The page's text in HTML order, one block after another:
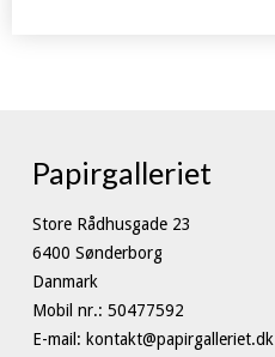
Papirgalleriet
Store Rådhusgade 23
6400 Sønderborg
Danmark
Mobil nr.: 50477592
E-mail : kontakt@papirgalleriet.dk